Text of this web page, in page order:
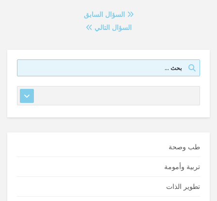
السؤال السابق
السؤال التالي
طب وصحة
تربية وأمومة
تطوير الذات